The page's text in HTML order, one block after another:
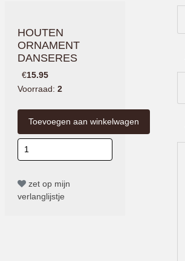
HOUTEN
ORNAMENT
DANSERES
€15.95
Voorraad: 2
zet op mijn
verlanglijstje